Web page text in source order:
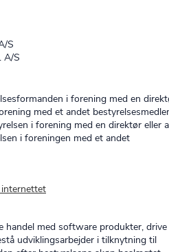
S
A/S
i forening med en
med et andet
i forening med en direktør eller
i foreningen med et andet
handel med software produkter, drive
udviklingsarbejder i tilknytning til